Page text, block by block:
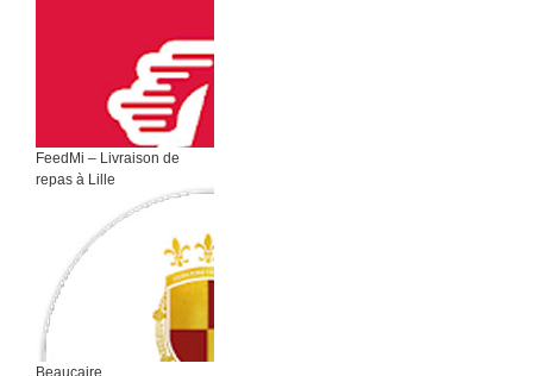
FeedMi – Livraison de
repas à Lille